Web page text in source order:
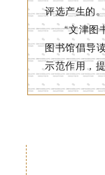
评选产生的
“文津图
图书馆倡导
示范作用，